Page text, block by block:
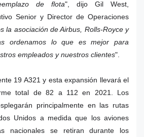
de flota", dijo Gil West,
Senior y Director de Operaciones
la asociación de Airbus, Rolls-Royce y
ordenamos lo que es mejor para
empleados y nuestros clientes".
19 A321 y esta expansión llevará el
total de 82 a 112 en 2021. Los
principalmente en las rutas
Unidos a medida que los aviones
nacionales se retiran durante los